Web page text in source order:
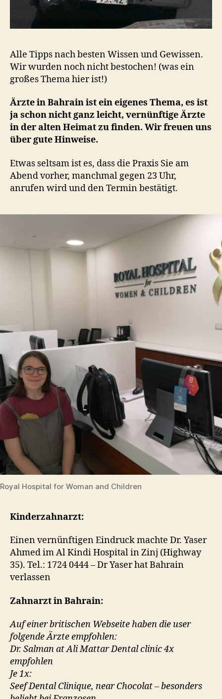
Alle Tipps nach besten Wissen und Gewissen.
Wir wurden noch nicht bestochen! (was ein
großes Thema hier ist!)
Ärzte in Bahrain ist ein eigenes Thema, es ist
ja schon nicht ganz leicht, vernünftige Ärzte
in der alten Heimat zu finden. Wir freuen uns
über gute Hinweise.
Etwas seltsam ist es, dass die Praxis Sie am
Abend vorher, manchmal gegen 23 Uhr,
anrufen wird und den Termin bestätigt.
Royal Hospital for Woman and Children
Kinderzahnarzt:
Einen vernünftigen Eindruck machte Dr. Yaser
Ahmed im Al Kindi Hospital in Zinj (Highway
35). Tel.: 1724 0444 – Dr Yaser hat Bahrain
verlassen
Zahnarzt in Bahrain:
Auf einer britischen Webseite haben die user
folgende Ärzte empfohlen:
Dr. Salman at Ali Mattar Dental clinic 4x
empfohlen
Je 1x:
Seef Dental Clinique, near Chocolat – besonders